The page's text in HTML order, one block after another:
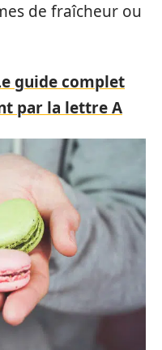
de fraîcheur ou
guide complet
par la lettre A